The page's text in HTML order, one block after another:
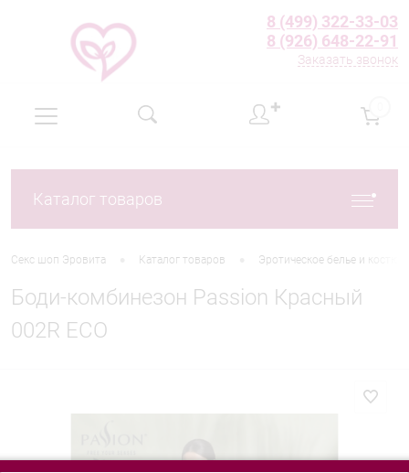
8 (499) 322-33-03
8 (926) 648-22-91
Заказать звонок
✚
Каталог товаров
Секс шоп Эровита Каталог товаров Эротическое белье и
Боди-комбинезон Passion Красный
002R ECO